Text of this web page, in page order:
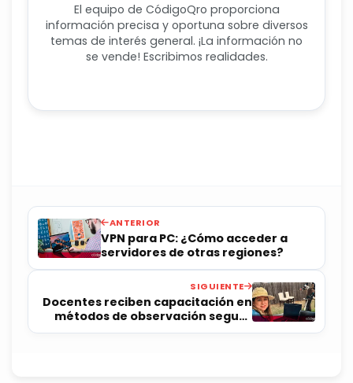
El equipo de CódigoQro proporciona
información precisa y oportuna sobre diversos
temas de interés general. ¡La información no
se vende! Escribimos realidades.
ANTERIOR
VPN para PC: ¿Cómo acceder a
servidores de otras regiones?
SIGUIENTE
Docentes reciben capacitación en
métodos de observación segura
del eclipse solar